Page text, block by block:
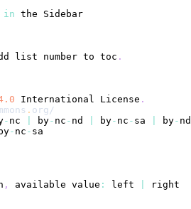
in the Sidebar
list number to toc .
International License .
. org /
- nc by- nc - nd by- nc - sa by-
- nc -
, available value : left